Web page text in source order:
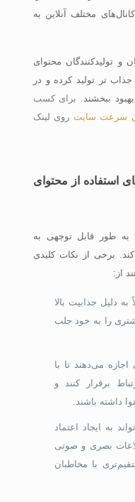
مختلف آنلاین به
و تولیدکنندگان محتوای
تر تولید کرده و در
ببخشند. برای کسب
سرعت سایت روی لینک
استفاده از محتوای
به طور قابل توجهی به
برخی از نکات کلیدی
از:
به دلیل جذابیت بالا
را به خود جلب
اجازه می‌دهند تا با
برقرار کنند و
داشته باشند.
به ایجاد اعتماد
بصری و صوتی
با مخاطبان